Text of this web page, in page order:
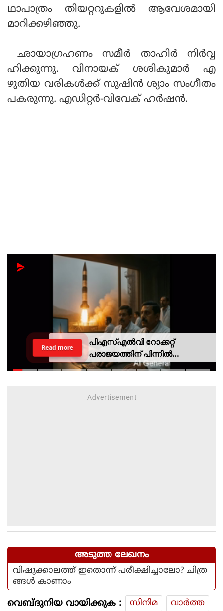
ഥാപാത്രം തിയറ്ററുകളില്‍ ആവേശമായി
മാറിക്കഴിഞ്ഞു.
ഛായാഗ്രഹണം സമീര്‍ താഹിര്‍ നിര്‍വ്വ
ഹിക്കുന്നു. വിനായക് ശശികുമാര്‍ എ
ഴുതിയ വരികള്‍ക്ക് സുഷിന്‍ ശ്യാം സംഗീതം
പകരുന്നു. എഡിറ്റര്‍-വിവേക് ഹര്‍ഷന്‍.
പിഎസ്എല്‍വി റോക്കറ്റ്
പരാജയത്തിന് പിന്നില്‍
ഐഎസ്ആര്‍ഒയിലെ ഉന്നത
Read more
അടുത്ത ലേഖനം
വിഷുക്കാലത്ത് ഇതൊന്ന് പരീക്ഷിച്ചാലോ? ചിത്ര
ങ്ങള്‍ കാണാം
വെബ്ദുനിയ വായിക്കുക : സിനിമ വാര്‍ത്ത